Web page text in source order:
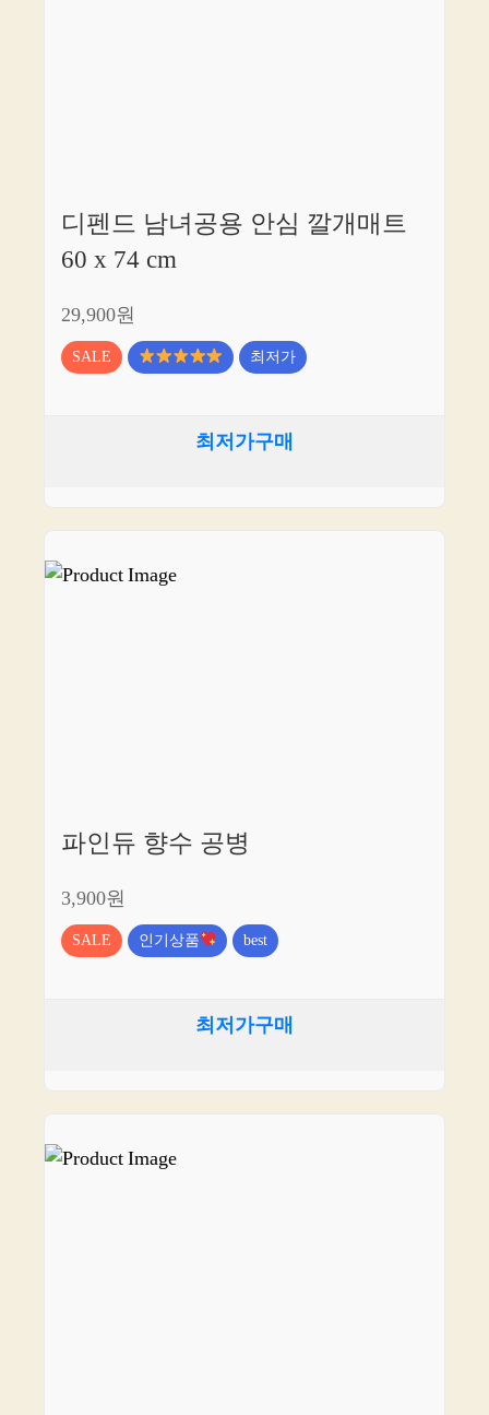
디펜드 남녀공용 안심 깔개매트
60 x 74 cm
29,900원
SALE 최저가
최저가구매
파인듀 향수 공병
3,900원
SALE 인기상품 best
최저가구매